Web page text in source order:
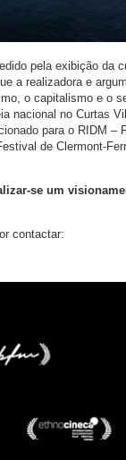
pela exibição da
a realizadora e
o capitalismo e o
nacional no Curtas
para o RIDM –
de Clermont-
se um
contactar: